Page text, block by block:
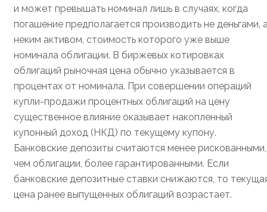
и может превышать номинал лишь в случаях, когда
погашение предполагается производить не деньгами,
неким активом, стоимость которого уже выше
номинала облигации. В биржевых котировках
облигаций рыночная цена обычно указывается в
процентах от номинала. При совершении операций
купли-продажи процентных облигаций на цену
существенное влияние оказывает накопленный
купонный доход (НКД) по текущему купону.
Банковские депозиты считаются менее рискованными,
чем облигации, более гарантированными. Если
банковские депозитные ставки снижаются, то
цена ранее выпущенных облигаций возрастает.